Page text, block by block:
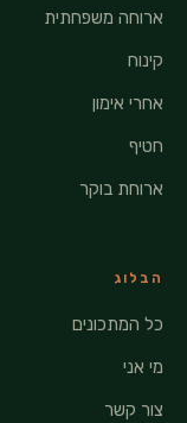
ארוחה משפחתית
קינוח
אחרי אימון
חטיף
ארוחת בוקר
הבלוג
כל המתכונים
מי אני
צור קשר